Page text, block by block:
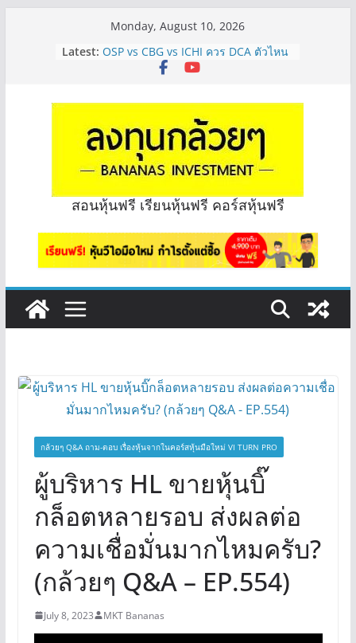
Monday, August 10, 2026
Latest: OSP vs CBG vs ICHI ควร DCA ตัวไหน
ดี? | Q&A กล้วยๆ EP.1165
ไหม จะทราบได้ยังไง? | Q&A กล้วยๆ
PROSPECT REIT มือใหม่ ลงทุนได้ไหม
ครับ? | Q&A กล้วยๆ EP.1167
Hot Topic! อัปเดทงบ สื่อสาร, ค้าปลีก
ตัวไหนเหมาะถือเอาปันผล? | Hot Topic
EP.41
หุ้นซอสภูเขาทอง Sauce เหมาะถือเป็น
สอนหุ้นฟรี เรียนหุ้นฟรี คอร์สหุ้นฟรี
กล้วยๆ Q&A ถาม-ตอบ เรื่องหุ้นจากในคอร์สหุ้นมือใหม่ VI TURN PRO
ผู้บริหาร HL ขายหุ้นบิ๊
กล็อตหลายรอบ ส่งผลต่อ
ความเชื่อมั่นมากไหมครับ?
(กล้วยๆ Q&A – EP.554)
July 8, 2023 MKT Bananas